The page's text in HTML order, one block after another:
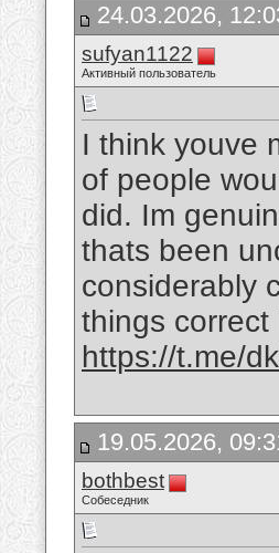
24.03.2026,
sufyan1122
Активный пользователь
I think youve
of people
did. Im
thats been
considerably
things correct
https://t.me/
19.05.2026,
bothbest
Собеседник